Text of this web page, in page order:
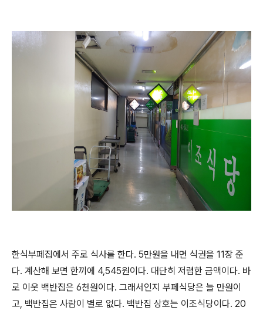
한식부페집에서 주로 식사를 한다. 5만원을 내면 식권을 11장 준
다. 계산해 보면 한끼에 4,545원이다. 대단히 저렴한 금액이다. 바
로 이웃 백반집은 6천원이다. 그래서인지 부페식당은 늘 만원이
고, 백반집은 사람이 별로 없다. 백반집 상호는 이조식당이다. 20